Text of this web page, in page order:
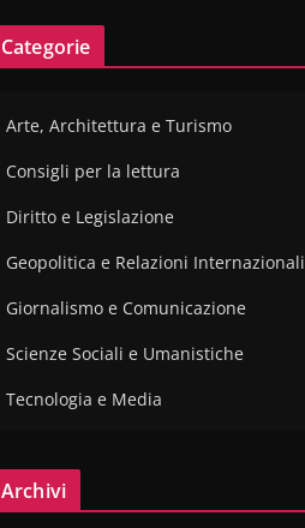
Categorie
Arte, Architettura e Turismo
Consigli per la lettura
Diritto e Legislazione
Geopolitica e Relazioni Internazionali
Giornalismo e Comunicazione
Scienze Sociali e Umanistiche
Tecnologia e Media
Archivi